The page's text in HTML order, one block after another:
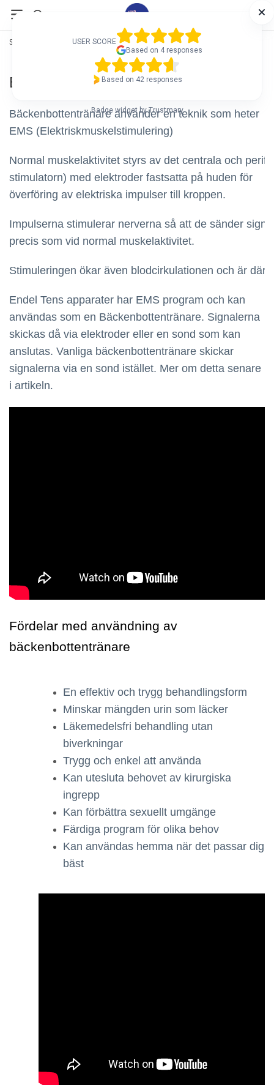
Startsiden Bäckenbottentränare
Bäckenbottentränare
Bäckenbottentränare använder en teknik som heter
EMS (Elektriskmuskelstimulering)
Normal muskelaktivitet styrs av det centrala och
stimulatorn) med elektroder fastsatta på huden för
överföring av elektriska impulser till kroppen.
Impulserna stimulerar nerverna så att de sänder
precis som vid normal muskelaktivitet.
Stimuleringen ökar även blodcirkulationen och är
Endel Tens apparater har EMS program och kan
användas som en Bäckenbottentränare. Signalerna
skickas då via elektroder eller en sond som kan
anslutas. Vanliga bäckenbottentränare skickar
signalerna via en sond istället. Mer om detta senare
i artikeln.
Fördelar med användning av
bäckenbottentränare
En effektiv och trygg behandlingsform
Minskar mängden urin som läcker
Läkemedelsfri behandling utan
biverkningar
Trygg och enkel att använda
Kan utesluta behovet av kirurgiska
ingrepp
Kan förbättra sexuellt umgänge
Färdiga program för olika behov
Kan användas hemma när det passar dig
bäst
USER SCORE
Based on 4 responses
Based on 42 responses
Badge widget by Trustmary
USER SCORE
Based on 4 responses
Based on 42 responses
Badge widget by Trustmary